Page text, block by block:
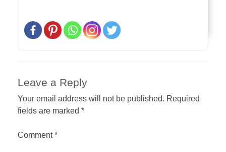
Leave a Reply
Your email address will not be published. Required
fields are marked *
Comment*